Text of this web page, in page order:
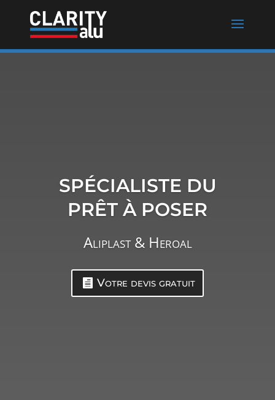
SPÉCIALISTE DU
PRÊT À POSER
Aliplast & Heroal
Votre devis gratuit